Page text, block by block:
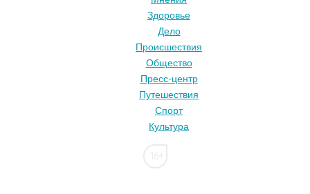
Здоровье
Дело
Происшествия
Общество
Пресс-центр
Путешествия
Спорт
Культура